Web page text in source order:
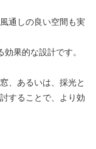
通しの良い空間も実
果的な設計です。
、あるいは、採光と
することで、より効